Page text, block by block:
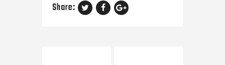
Share: